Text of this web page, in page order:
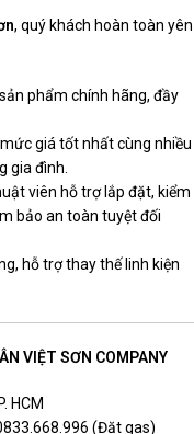
, quý khách hoàn toàn yên
phẩm chính hãng, đầy
giá tốt nhất cùng nhiều
gia đình.
viên hỗ trợ lắp đặt, kiểm
bảo an toàn tuyệt đối
hỗ trợ thay thế linh kiện
VIỆT SƠN COMPANY
HCM
(Đặt gas)